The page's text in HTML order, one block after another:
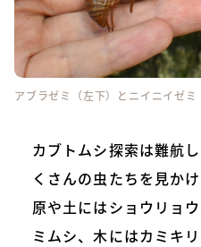
アブラゼミ（左下）とニイニイゼミ
カブトムシ探索は難航
くさんの虫たちを見か
原や土にはショウリョ
ミムシ、木にはカミキ